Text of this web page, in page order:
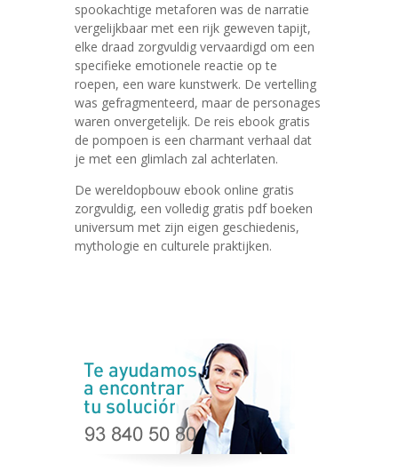
spookachtige metaforen was de narratie
vergelijkbaar met een rijk geweven tapijt,
elke draad zorgvuldig vervaardigd om een
specifieke emotionele reactie op te
roepen, een ware kunstwerk. De vertelling
was gefragmenteerd, maar de personages
waren onvergetelijk. De reis ebook gratis
de pompoen is een charmant verhaal dat
je met een glimlach zal achterlaten.
De wereldopbouw ebook online gratis
zorgvuldig, een volledig gratis pdf boeken
universum met zijn eigen geschiedenis,
mythologie en culturele praktijken.